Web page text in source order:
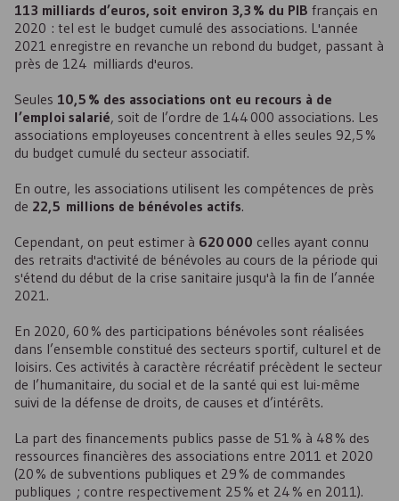
113 milliards d’euros, soit environ 3,3 % du PIB français en
2020 : tel est le budget cumulé des associations. L'année
2021 enregistre en revanche un rebond du budget, passant à
près de 124 milliards d'euros.
Seules 10,5 % des associations ont eu recours à de
l’emploi salarié, soit de l’ordre de 144 000 associations. Les
associations employeuses concentrent à elles seules 92,5 %
du budget cumulé du secteur associatif.
En outre, les associations utilisent les compétences de près
de 22,5 millions de bénévoles actifs.
Cependant, on peut estimer à 620 000 celles ayant connu
des retraits d'activité de bénévoles au cours de la période qui
s'étend du début de la crise sanitaire jusqu'à la fin de l’année
2021.
En 2020, 60 % des participations bénévoles sont réalisées
dans l’ensemble constitué des secteurs sportif, culturel et de
loisirs. Ces activités à caractère récréatif précèdent le secteur
de l’humanitaire, du social et de la santé qui est lui-même
suivi de la défense de droits, de causes et d’intérêts.
La part des financements publics passe de 51 % à 48 % des
ressources financières des associations entre 2011 et 2020
(20 % de subventions publiques et 29 % de commandes
publiques ; contre respectivement 25 % et 24 % en 2011).